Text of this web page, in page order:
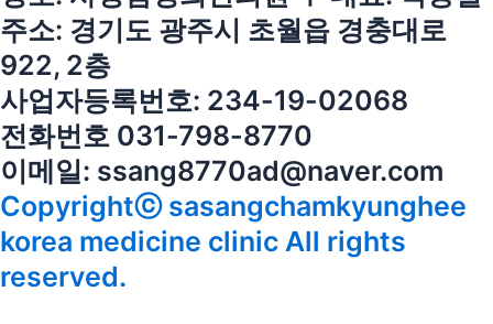
주소: 경기도 광주시 초월읍 경충대로
922, 2층
사업자등록번호: 234-19-02068
전화번호 031-798-8770
이메일: ssang8770ad@naver.com
Copyrightⓒ sasangchamkyunghee
korea medicine clinic All rights
reserved.